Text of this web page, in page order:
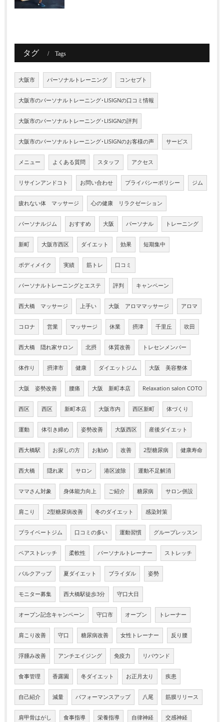
タグ Tags
大阪市 パーソナルトレーニング コンセプト
大阪市のパーソナルトレーニング･LISIGNの口コミ情報
大阪市のパーソナルトレーニング･LISIGNの評判
大阪市のパーソナルトレーニング･LISIGNのお客様の声 サービス
メニュー よくある質問 スタッフ アクセス
リサインアンドコト お問い合わせ プライバシーポリシー ジム
疲れない体 マッサージ 心の健康 リラクゼーション
パーソナルジム おすすめ 大阪 パーソナル トレーニング
新町 大阪市西区 ダイエット 効果 短期集中
ボディメイク 実績 筋トレ 口コミ
パーソナルトレーニングとエステ 評判 キャンペーン
西大橋 マッサージ 上手い 大阪 アロママッサージ アロマ
コロナ 営業 マッサージ 休業 摂津 千里丘 吹田
西大橋 隠れ家サロン 北摂 体質改善 トレセンメンバー
体作り 摂津市 健康 ダイエットジム 大阪 美容整体
大阪 姿勢改善 腰痛 大阪 新町本店 Relaxation salon COTO
西区 西区 新町本店 大阪市内 西区新町 体づくり
運動 体引き締め 姿勢改善 大阪西区 産後ダイエット
西大橋駅 お探しの方 お勧め 改善 2型糖尿病 健康寿命
西大橋 隠れ家 サロン 港区波除 運動不足解消
ママさん対象 身体能力向上 ご紹介 糖尿病 サロン併設
肩こり 2型糖尿病改善 冬のダイエット 感染対策
プライベートジム 口コミの多い 運動習慣 グループレッスン
ペアストレッチ 柔軟性 パーソナルトレーナー ストレッチ
バルクアップ 夏ダイエット ブライダル 姿勢
モニター募集 西大橋駅徒歩3分 守口大日
オープン記念キャンペーン 守口市 オープン トレーナー
肩こり改善 守口 糖尿病改善 女性トレーナー 反り腰
浮腫み改善 アンチエイジング 免疫力 リバウンド
食事管理 香露園 冬ダイエット お正月太り 疾患
自己紹介 減量 パフォーマンスアップ 八尾 筋膜リリース
肩甲骨はがし 食事指導 栄養指導 自律神経 交感神経